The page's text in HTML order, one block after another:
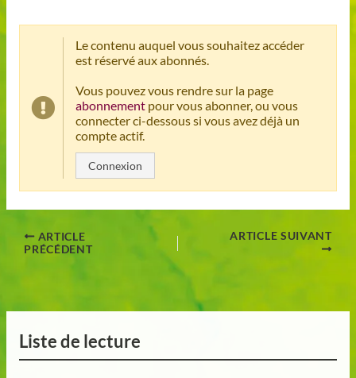
Le contenu auquel vous souhaitez accéder
est réservé aux abonnés.
Vous pouvez vous rendre sur la page
abonnementpour vous abonner, ou vous
connecter ci-dessous si vous avez déjà un
compte actif.
Connexion
ARTICLE
PRÉCÉDENT
ARTICLE SUIVANT
Liste de lecture